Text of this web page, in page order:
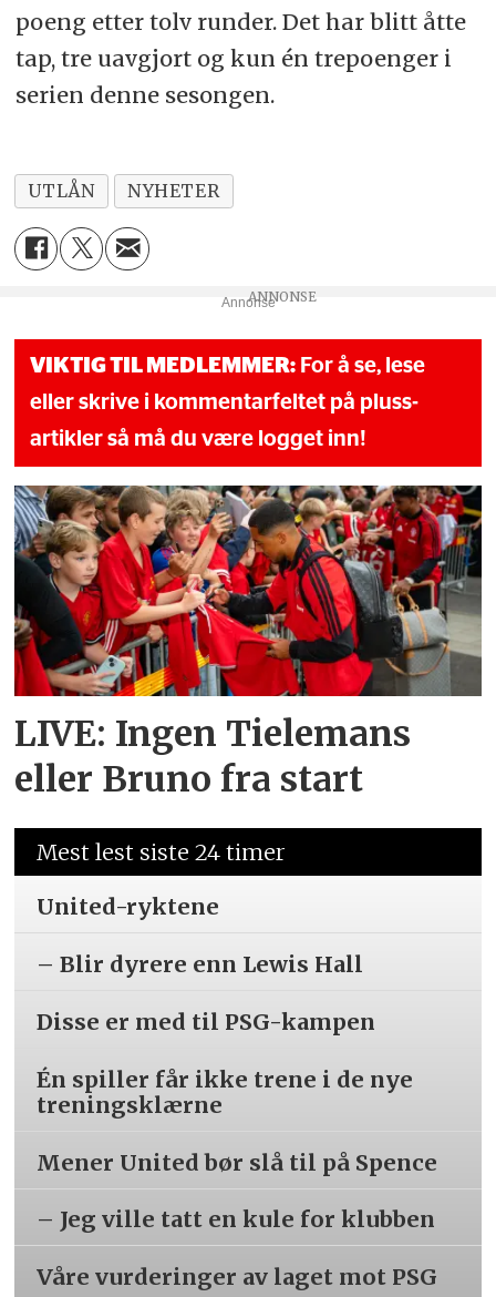
poeng etter tolv runder. Det har blitt åtte
tap, tre uavgjort og kun én trepoenger i
serien denne sesongen.
UTLÅN NYHETER
Annonse
VIKTIG TIL MEDLEMMER: For å se, lese
eller skrive i kommentarfeltet på pluss-
artikler så må du være logget inn!
LIVE: Ingen Tielemans
eller Bruno fra start
Mest lest siste 24 timer
United-ryktene
– Blir dyrere enn Lewis Hall
Disse er med til PSG-kampen
Én spiller får ikke trene i de nye
treningsklærne
Mener United bør slå til på Spence
– Jeg ville tatt en kule for klubben
Våre vurderinger av laget mot PSG